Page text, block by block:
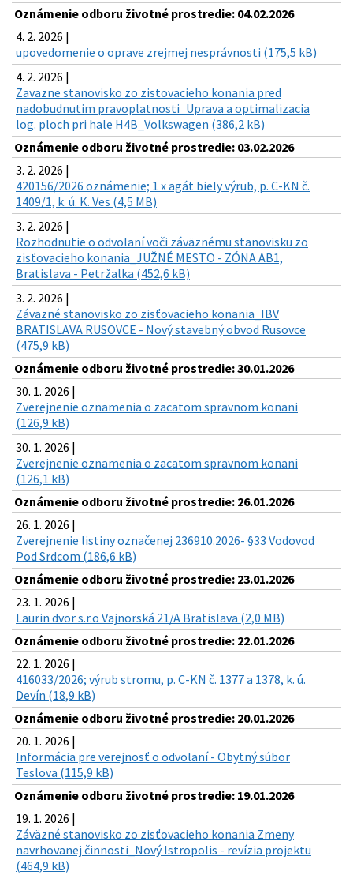
Oznámenie odboru životné prostredie: 04.02.2026
4. 2. 2026 |
upovedomenie o oprave zrejmej nesprávnosti (175,5 kB)
4. 2. 2026 |
Zavazne stanovisko zo zistovacieho konania pred
nadobudnutim pravoplatnosti_Uprava a optimalizacia
log. ploch pri hale H4B_Volkswagen (386,2 kB)
Oznámenie odboru životné prostredie: 03.02.2026
3. 2. 2026 |
420156/2026 oznámenie; 1 x agát biely výrub, p. C-KN č.
1409/1, k. ú. K. Ves (4,5 MB)
3. 2. 2026 |
Rozhodnutie o odvolaní voči záväznému stanovisku zo
zisťovacieho konania_JUŽNÉ MESTO - ZÓNA AB1,
Bratislava - Petržalka (452,6 kB)
3. 2. 2026 |
Záväzné stanovisko zo zisťovacieho konania_IBV
BRATISLAVA RUSOVCE - Nový stavebný obvod Rusovce
(475,9 kB)
Oznámenie odboru životné prostredie: 30.01.2026
30. 1. 2026 |
Zverejnenie oznamenia o zacatom spravnom konani
(126,9 kB)
30. 1. 2026 |
Zverejnenie oznamenia o zacatom spravnom konani
(126,1 kB)
Oznámenie odboru životné prostredie: 26.01.2026
26. 1. 2026 |
Zverejnenie listiny označenej 236910.2026- §33 Vodovod
Pod Srdcom (186,6 kB)
Oznámenie odboru životné prostredie: 23.01.2026
23. 1. 2026 |
Laurin dvor s.r.o Vajnorská 21/A Bratislava (2,0 MB)
Oznámenie odboru životné prostredie: 22.01.2026
22. 1. 2026 |
416033/2026; výrub stromu, p. C-KN č. 1377 a 1378, k. ú.
Devín (18,9 kB)
Oznámenie odboru životné prostredie: 20.01.2026
20. 1. 2026 |
Informácia pre verejnosť o odvolaní - Obytný súbor
Teslova (115,9 kB)
Oznámenie odboru životné prostredie: 19.01.2026
19. 1. 2026 |
Záväzné stanovisko zo zisťovacieho konania Zmeny
navrhovanej činnosti_Nový Istropolis - revízia projektu
(464,9 kB)